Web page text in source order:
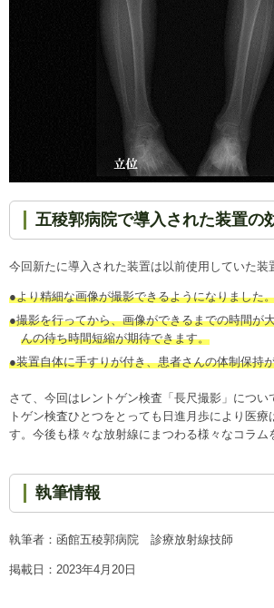
五稜郭病院で導入された装置の
今回新たに導入された装置は以前使用していた装
●より精細な画像が撮影できるようになりました
●撮影を行ってから、画像ができるまでの時間が
んの待ち時間短縮が期待できます。
●装置自体に手すりが付き、患者さんの体制保持
さて、今回はレントゲン検査「長尺撮影」につい
トゲン検査ひとつをとっても日進月歩により医療
す。今後も様々な放射線にまつわる様々なコラム
執筆情報
執筆者：函館五稜郭病院 診療放射線技師
掲載日：2023年4月20日